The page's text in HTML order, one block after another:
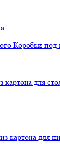
Коробки под
картона для
картона для